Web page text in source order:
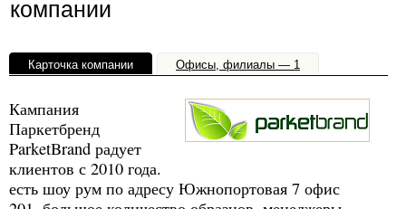
компании
Карточка компании Офисы, филиалы — 1
Кампания
Паркетбренд
ParketBrand радует
клиентов с 2010 года.
есть шоу рум по адресу Южнопортовая 7 офис